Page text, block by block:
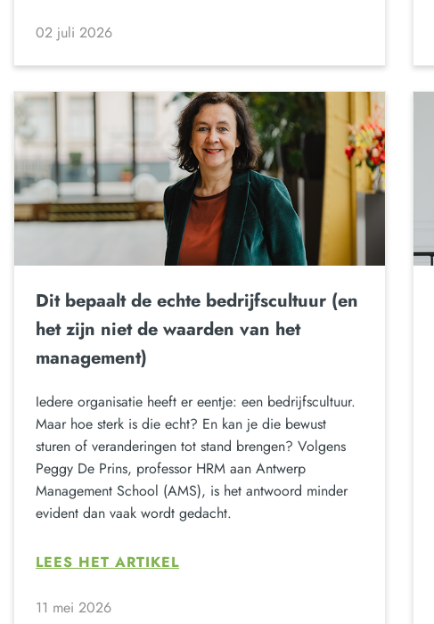
02 juli 2026
Dit bepaalt de echte bedrijfscultuur (en
het zijn niet de waarden van het
management)
Iedere organisatie heeft er eentje: een bedrijfscultuur.
Maar hoe sterk is die echt? En kan je die bewust
sturen of veranderingen tot stand brengen? Volgens
Peggy De Prins, professor HRM aan Antwerp
Management School (AMS), is het antwoord minder
evident dan vaak wordt gedacht.
LEES HET ARTIKEL
11 mei 2026